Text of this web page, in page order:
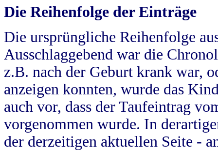
Die Reihenfolge der Einträge
Die ursprüngliche Reihenfolge
Ausschlaggebend war die
z.B. nach der Geburt krank war,
anzeigen konnten, wurde das
auch vor, dass der Taufeintrag
vorgenommen wurde. In
der derzeitigen aktuellen Seite -